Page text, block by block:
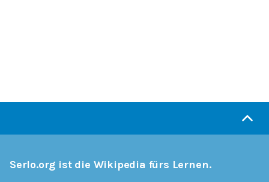
Serlo.org ist die Wikipedia fürs Lernen.